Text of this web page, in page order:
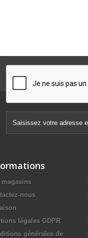
magasins
nous
légales GDPR
générales de